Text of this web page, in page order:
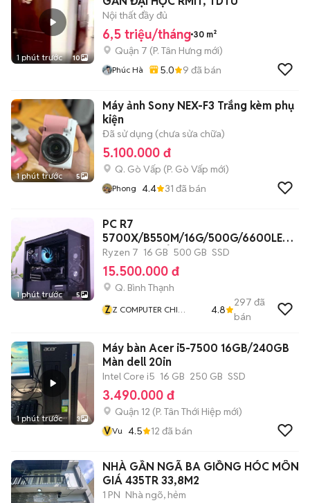
1 phút trước 10
Nội thất đầy đủ
6,5 triệu/tháng 30 m²
Quận 7 (P. Tân Hưng mới)
Phúc Hà 5.0 9 đã bán
1 phút trước 5
Máy ảnh Sony NEX-F3 Trắng kèm phụ
kiện
Đã sử dụng (chưa sửa chữa)
5.100.000 đ
Q. Gò Vấp (P. Gò Vấp mới)
Phong 4.4 31 đã bán
1 phút trước 5
PC R7
5700X/B550M/16G/500G/6600LE
8G/650W/TẢN/CASE
Ryzen 7 16 GB 500 GB SSD
15.500.000 đ
Q. Bình Thạnh
ZZ COMPUTER CHI
4.8
297 đã
bán
1 phút trước 3
Máy bàn Acer i5-7500 16GB/240GB
Màn dell 20in
Intel Core i5 16 GB 250 GB SSD
3.490.000 đ
Quận 12 (P. Tân Thới Hiệp mới)
VVu 4.5 12 đã bán
NHÀ GẦN NGÃ BA GIỒNG HÓC MÔN
GIÁ 435TR 33,8M2
1 PN Nhà ngõ, hẻm